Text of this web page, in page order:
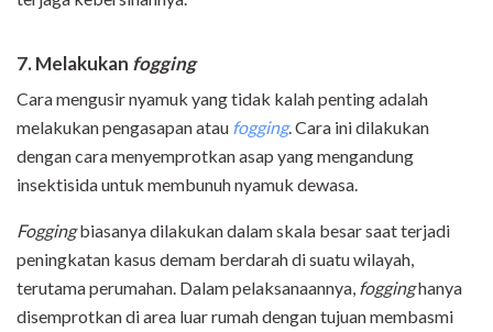
7. Melakukan fogging
Cara mengusir nyamuk yang tidak kalah penting adalah
melakukan pengasapan atau fogging. Cara inidilakukan
dengan cara menyemprotkan asap yang mengandung
insektisida untuk membunuh nyamuk dewasa.
Foggingbiasanya dilakukan dalam skala besar saat terjadi
peningkatan kasus demam berdarah di suatu wilayah,
terutama perumahan. Dalam pelaksanaannya, fogginghanya
disemprotkan di area luar rumah dengan tujuan membasmi